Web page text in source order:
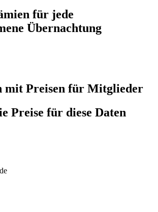
für jede
Übernachtung
mit Preisen für Mitglieder
Preise für diese Daten